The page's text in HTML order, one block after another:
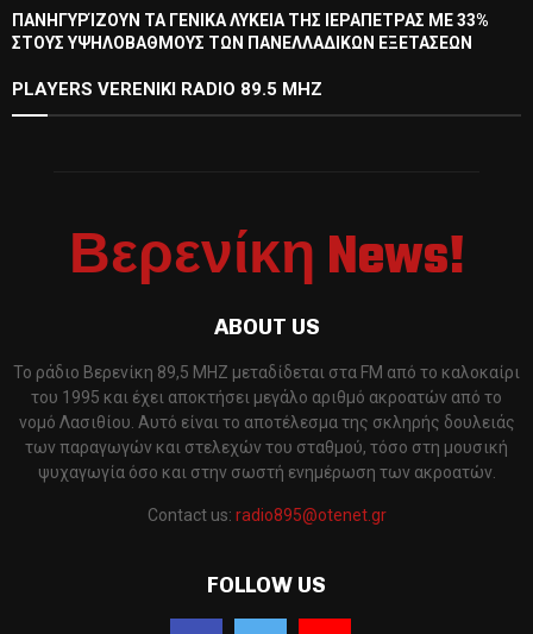
ΠΑΝΗΓΥΡΊΖΟΥΝ ΤΑ ΓΕΝΙΚΑ ΛΥΚΕΙΑ ΤΗΣ ΙΕΡΑΠΕΤΡΑΣ ΜΕ 33%
ΣΤΟΥΣ ΥΨΗΛΟΒΑΘΜΟΥΣ ΤΩΝ ΠΑΝΕΛΛΑΔΙΚΩΝ ΕΞΕΤΑΣΕΩΝ
PLAYERS VERENIKI RADIO 89.5 MHZ
Βερενίκη News!
ABOUT US
Το ράδιο Βερενίκη 89,5 MHZ μεταδίδεται στα FM από το καλοκαίρι
του 1995 και έχει αποκτήσει μεγάλο αριθμό ακροατών από το
νομό Λασιθίου. Αυτό είναι το αποτέλεσμα της σκληρής δουλειάς
των παραγωγών και στελεχών του σταθμού, τόσο στη μουσική
ψυχαγωγία όσο και στην σωστή ενημέρωση των ακροατών.
Contact us: radio895@otenet.gr
FOLLOW US